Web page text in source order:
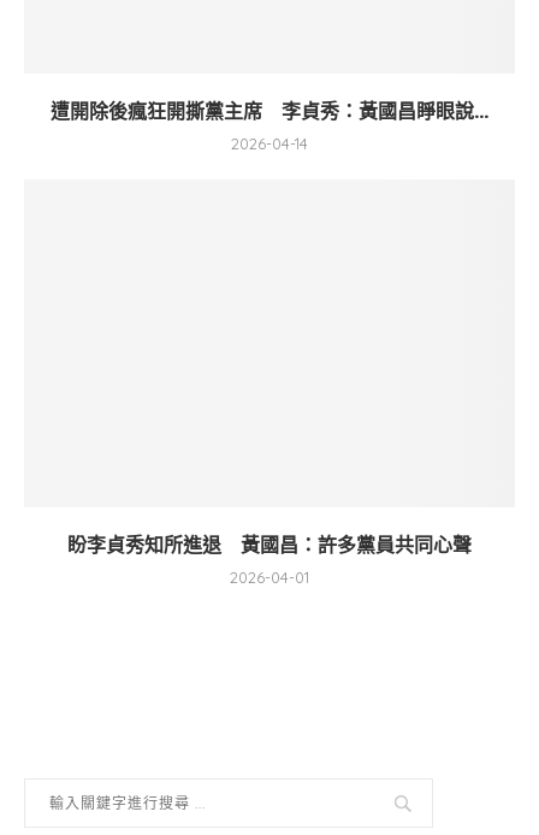
遭開除後瘋狂開撕黨主席 李貞秀：黃國昌睜眼說...
2026-04-14
盼李貞秀知所進退 黃國昌：許多黨員共同心聲
2026-04-01